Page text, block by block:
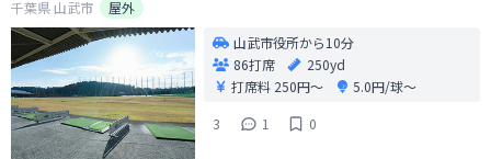
千葉県 山武市
屋外
山武市役所から10分
86打席
250yd
打席料 250円〜
5.0円/球〜
3
1 0